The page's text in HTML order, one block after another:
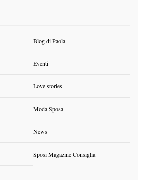
Blog di Paola
Eventi
Love stories
Moda Sposa
News
Sposi Magazine Consiglia